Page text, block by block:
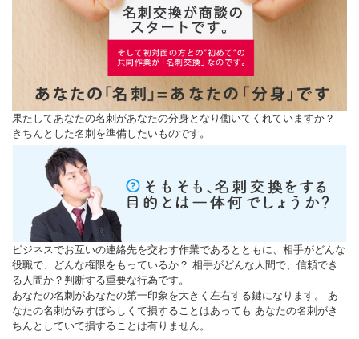
果たしてあなたの名刺があなたの分身となり働いてくれていますか？
きちんとした名刺を準備したいものです。
ビジネスでお互いの連絡先を交わす作業であるとともに、相手がどんな
役職で、どんな権限をもっているか？ 相手がどんな人間で、信頼でき
る人間か？判断する重要な行為です。
あなたの名刺があなたの第一印象を大きく左右する鍵になります。 あ
なたの名刺がみすぼらしくて損することはあっても あなたの名刺がき
ちんとしていて損することは有りません。